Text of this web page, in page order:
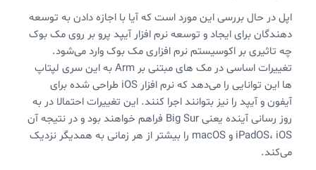
اپل در حال بررسی این مورد است که آیا با اجازه دادن به توسعه
دهندگان برای ایجاد و توسعه نرم افزار آیپد پرو بر روی مک بوک
چه تاثیری بر اکوسیستم نرم افزاری مک بوک وارد می‌شود.
تغییرات اساسی در مک های مبتنی بر Arm به این سری لپتاپ
ها این توانایی را می‌دهد که نرم افزار iOS طراحی شده برای
آیفون و آیپد را نیز بتوانند اجرا کنند. این تغییرات احتمالا در به
روز رسانی آینده یعنی Big Sur‌ فراهم خواهند بود و در نتیجه ‌آن
iPadOS، iOS و macOS را بیشتر از هر زمانی به همدیگر نزدیک
می‌کند.